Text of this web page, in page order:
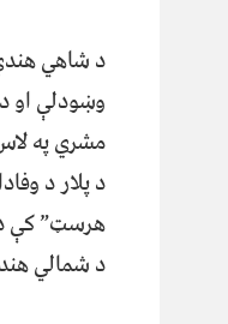
د شاهي
وښودلې او
د پلار د
هرسټ” کې د
د شمالي